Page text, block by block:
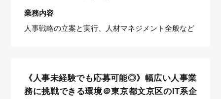
業務内容
人事戦略の立案と実行、人材マネジメント全般など
《人事未経験でも応募可能◎》幅広い人事業
務に挑戦できる環境＠東京都文京区のIT系企